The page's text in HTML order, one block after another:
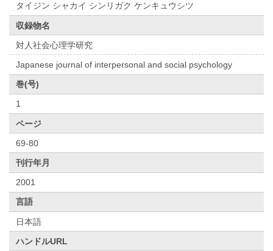
タイジン シャカイ シンリガク ケンキュウシツ
収録物名
対人社会心理学研究
Japanese journal of interpersonal and social psychology
巻(号)
1
ページ
69-80
刊行年月
2001
言語
日本語
ハンドルURL